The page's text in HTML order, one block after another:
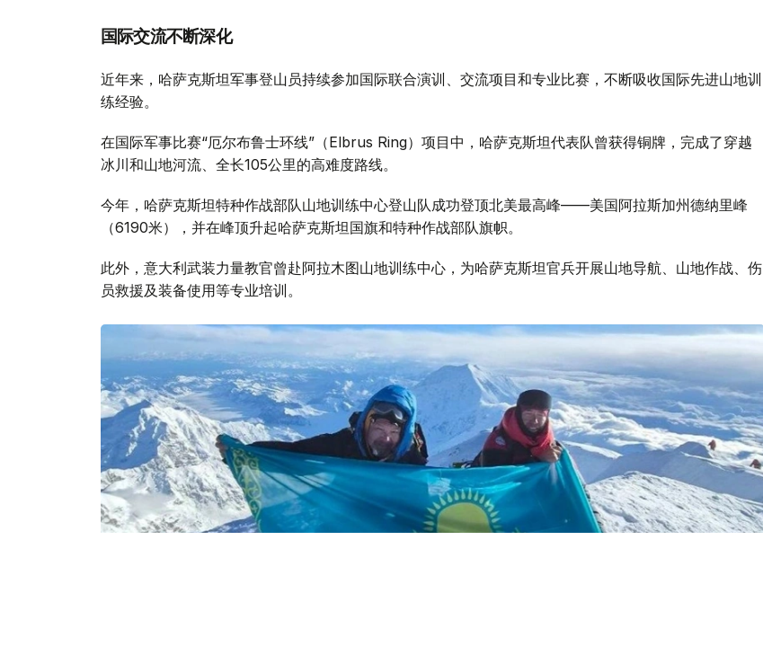
国际交流不断深化
近年来，哈萨克斯坦军事登山员持续参加国际联合演训、交流项目和专业比赛，不断吸收国际先进山地训
练经验。
在国际军事比赛“厄尔布鲁士环线”（Elbrus Ring）项目中，哈萨克斯坦代表队曾获得铜牌，完成了穿越
冰川和山地河流、全长105公里的高难度路线。
今年，哈萨克斯坦特种作战部队山地训练中心登山队成功登顶北美最高峰——美国阿拉斯加州德纳里峰
（6190米），并在峰顶升起哈萨克斯坦国旗和特种作战部队旗帜。
此外，意大利武装力量教官曾赴阿拉木图山地训练中心，为哈萨克斯坦官兵开展山地导航、山地作战、伤
员救援及装备使用等专业培训。